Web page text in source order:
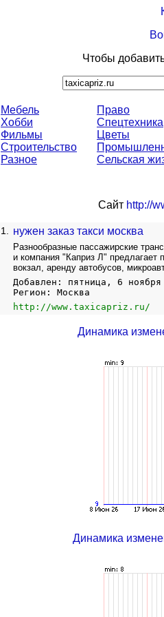
Чтобы
Мебель
Хобби
Фильмы
Строительство
Разное
Право
Спецтехника
Цветы
Сельская
Сайт http://
1. нужен заказ такси москва
Разнообразные пассажирские
и компания "Каприз Л" предлагает
вокзал, аренду автобусов,
Добавлен: пятница, 6
Регион: Москва
http://www.taxicapriz.ru/
Динамика
Динамика